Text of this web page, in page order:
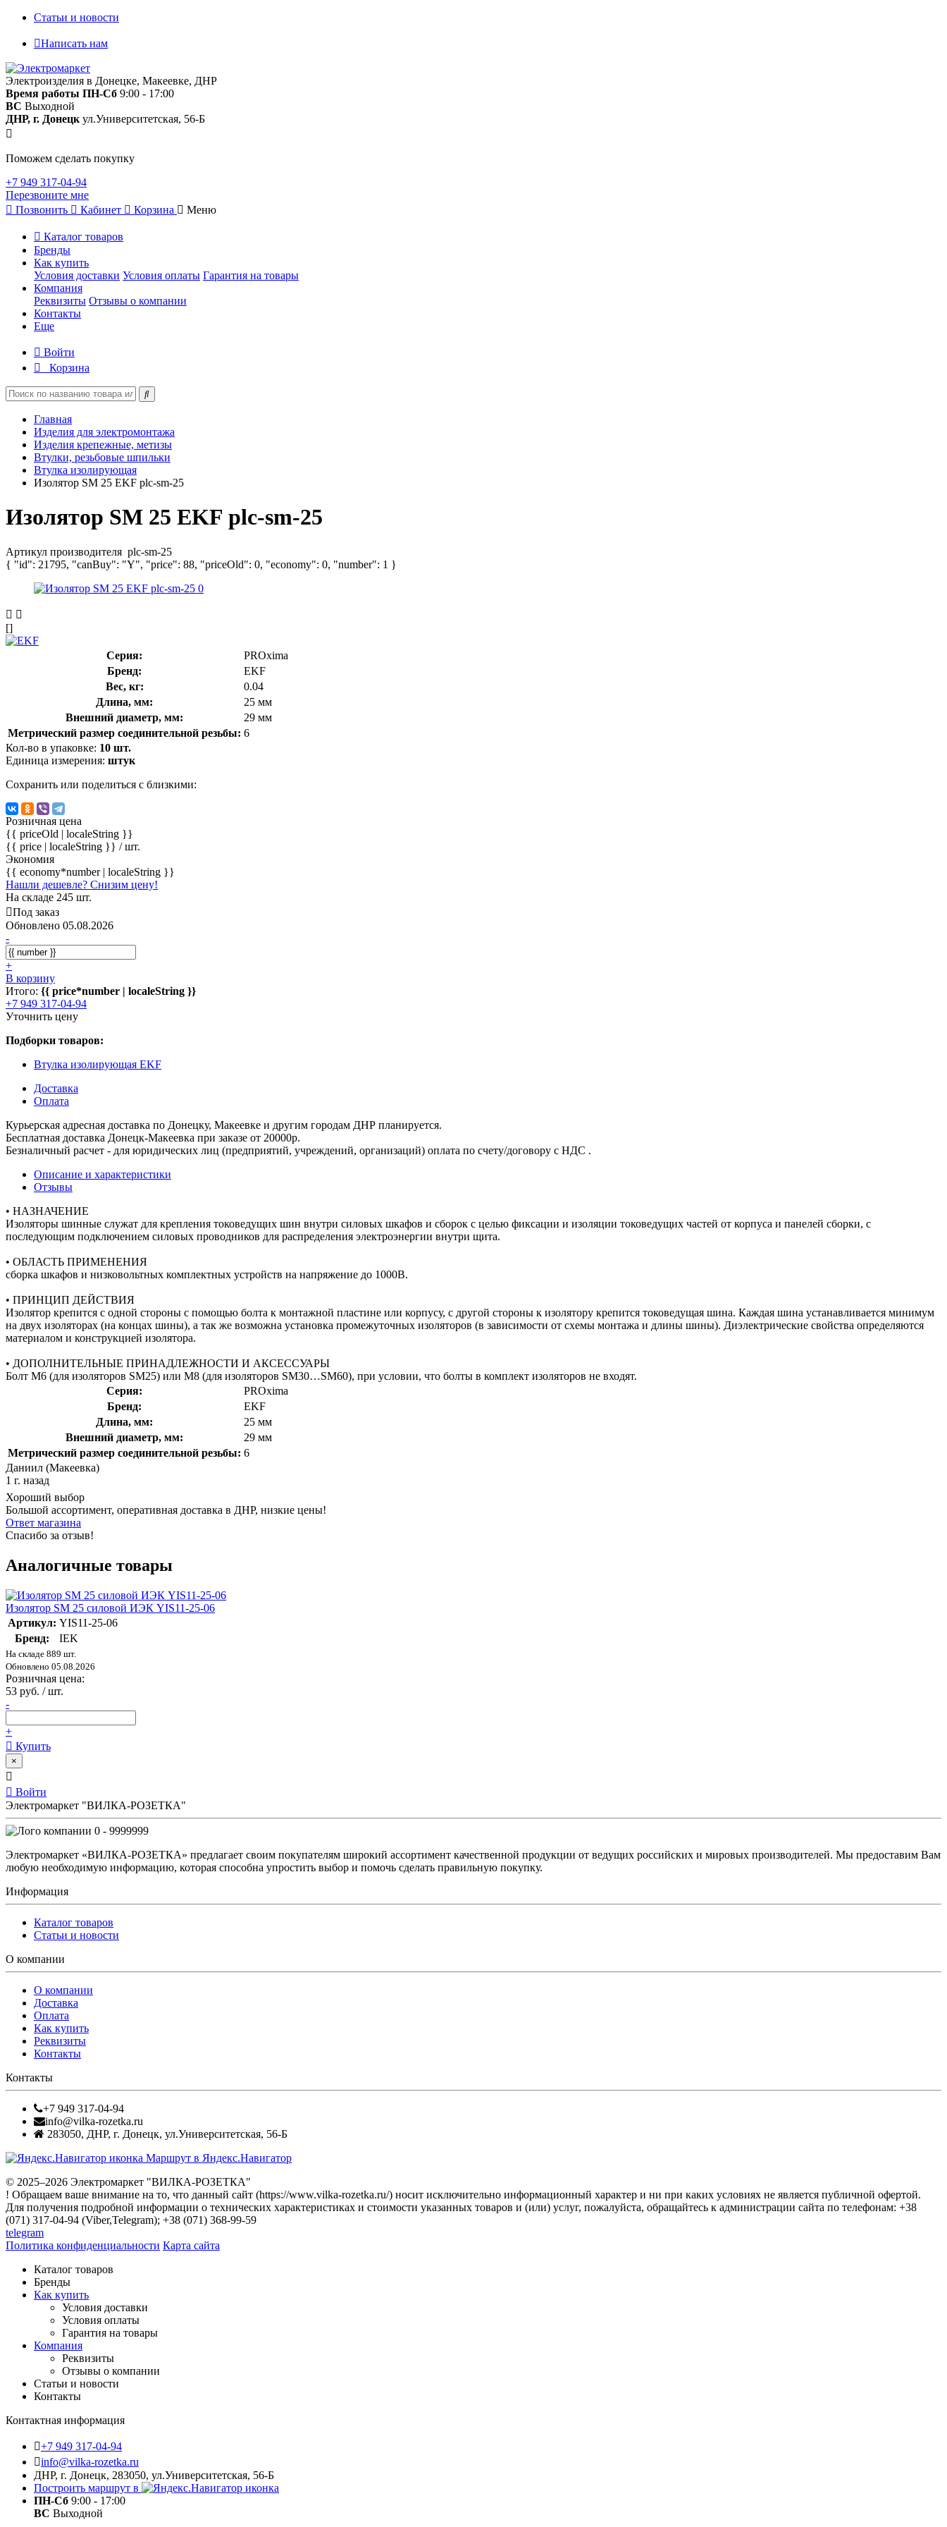
Статьи и новости
Написать нам
Электроизделия в Донецке, Макеевке, ДНР
Время работы ПН-Сб 9:00 - 17:00
ВС Выходной
ДНР, г. Донецк ул.Университетская, 56-Б
Поможем сделать покупку
+7 949 317-04-94
Перезвоните мне
Позвонить
Кабинет Корзина Меню
Каталог товаров
Бренды
Как купить
Условия доставки Условия оплаты Гарантия на товары
Компания
Реквизиты Отзывы о компании
Контакты
Еще
Войти
Корзина
Главная
Изделия для электромонтажа
Изделия крепежные, метизы
Втулки, резьбовые шпильки
Втулка изолирующая
Изолятор SM 25 EKF plc-sm-25
Изолятор SM 25 EKF plc-sm-25
Артикул производителя plc-sm-25
{ "id": 21795, "canBuy": "Y", "price": 88, "priceOld": 0, "economy": 0, "number": 1 }
[]
Серия:
PROxima
Бренд:
EKF
Вес, кг:
0.04
Длина, мм:
25 мм
Внешний диаметр, мм:
29 мм
Метрический размер соединительной резьбы: 6
Кол-во в упаковке: 10 шт.
Единица измерения: штук
Сохранить или поделиться с близкими:
Розничная цена
{{ priceOld | localeString }}
{{ price | localeString }} / шт.
Экономия
{{ economy*number | localeString }}
Нашли дешевле? Снизим цену!
На складе 245 шт.
Под заказ
Обновлено 05.08.2026
-
+
В корзину
Итого: {{ price*number | localeString }}
+7 949 317-04-94
Уточнить цену
Подборки товаров:
Втулка изолирующая EKF
Доставка
Оплата
Курьерская адресная доставка по Донецку, Макеевке и другим городам ДНР планируется.
Бесплатная доставка Донецк-Макеевка при заказе от 20000р.
Безналичный расчет - для юридических лиц (предприятий, учреждений, организаций) оплата по счету/договору с НДС .
Описание и характеристики
Отзывы
• НАЗНАЧЕНИЕ
Изоляторы шинные служат для крепления токоведущих шин внутри силовых шкафов и сборок с целью фиксации и изоляции токоведущих частей от корпуса и панелей сборки, с
последующим подключением силовых проводников для распределения электроэнергии внутри щита.
• ОБЛАСТЬ ПРИМЕНЕНИЯ
сборка шкафов и низковольтных комплектных устройств на напряжение до 1000В.
• ПРИНЦИП ДЕЙСТВИЯ
Изолятор крепится с одной стороны с помощью болта к монтажной пластине или корпусу, с другой стороны к изолятору крепится токоведущая шина. Каждая шина устанавливается минимум
на двух изоляторах (на концах шины), а так же возможна установка промежуточных изоляторов (в зависимости от схемы монтажа и длины шины). Диэлектрические свойства определяются
материалом и конструкцией изолятора.
• ДОПОЛНИТЕЛЬНЫЕ ПРИНАДЛЕЖНОСТИ И АКСЕССУАРЫ
Болт М6 (для изоляторов SM25) или М8 (для изоляторов SM30…SM60), при условии, что болты в комплект изоляторов не входят.
Серия:
PROxima
Бренд:
EKF
Длина, мм:
25 мм
Внешний диаметр, мм:
29 мм
Метрический размер соединительной резьбы: 6
Даниил (Макеевка)
1 г. назад
Хороший выбор
Большой ассортимент, оперативная доставка в ДНР, низкие цены!
Ответ магазина
Спасибо за отзыв!
Аналогичные товары
Изолятор SM 25 силовой ИЭК YIS11-25-06
Артикул: YIS11-25-06
Бренд:
IEK
На складе 889 шт.
Обновлено 05.08.2026
Розничная цена:
53 руб. / шт.
-
+
Купить
×
Войти
Электромаркет "ВИЛКА-РОЗЕТКА"
0 - 9999999
Электромаркет «ВИЛКА-РОЗЕТКА» предлагает своим покупателям широкий ассортимент качественной продукции от ведущих российских и мировых производителей. Мы предоставим Вам
любую необходимую информацию, которая способна упростить выбор и помочь сделать правильную покупку.
Информация
Каталог товаров
Статьи и новости
О компании
О компании
Доставка
Оплата
Как купить
Реквизиты
Контакты
Контакты
+7 949 317-04-94
info@vilka-rozetka.ru
283050, ДНР, г. Донецк, ул.Университетская, 56-Б
Маршрут в Яндекс.Навигатор
© 2025–2026 Электромаркет "ВИЛКА-РОЗЕТКА"
! Обращаем ваше внимание на то, что данный сайт (https://www.vilka-rozetka.ru/) носит исключительно информационный характер и ни при каких условиях не является публичной офертой.
Для получения подробной информации о технических характеристиках и стоимости указанных товаров и (или) услуг, пожалуйста, обращайтесь к администрации сайта по телефонам: +38
(071) 317-04-94 (Viber,Telegram); +38 (071) 368-99-59
telegram
Политика конфиденциальности Карта сайта
Каталог товаров
Бренды
Как купить
Условия доставки
Условия оплаты
Гарантия на товары
Компания
Реквизиты
Отзывы о компании
Статьи и новости
Контакты
Контактная информация
+7 949 317-04-94
info@vilka-rozetka.ru
ДНР, г. Донецк, 283050, ул.Университетская, 56-Б
Построить маршрут в
ПН-Сб 9:00 - 17:00
ВС Выходной